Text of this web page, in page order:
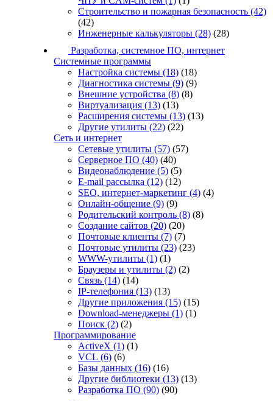
Строительство и пожарная безопасность (42)
(42)
Инженерные калькуляторы (28) (28)
Разработка, системное ПО, интернет
Системные программы
Настройка системы (18) (18)
Диагностика системы (9) (9)
Внешние устройства (8) (8)
Виртуализация (13) (13)
Расширения системы (13) (13)
Другие утилиты (22) (22)
Сеть и интернет
Сетевые утилиты (57) (57)
Серверное ПО (40) (40)
Видеонаблюдение (5) (5)
E-mail рассылка (12) (12)
SEO, интернет-маркетинг (4) (4)
Онлайн-общение (9) (9)
Родительский контроль (8) (8)
Создание сайтов (20) (20)
Почтовые клиенты (7) (7)
Почтовые утилиты (23) (23)
WWW-утилиты (1) (1)
Браузеры и утилиты (2) (2)
Связь (14) (14)
IP-телефония (13) (13)
Другие приложения (15) (15)
Download-менеджеры (1) (1)
Поиск (2) (2)
Программирование
ActiveX (1) (1)
VCL (6) (6)
Базы данных (16) (16)
Другие библиотеки (13) (13)
Разработка ПО (90) (90)